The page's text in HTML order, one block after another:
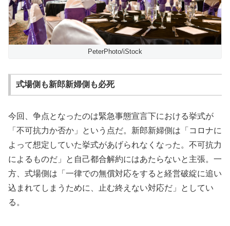
PeterPhoto/iStock
式場側も新郎新婦側も必死
今回、争点となったのは緊急事態宣言下における挙式が
「不可抗力か否か」という点だ。新郎新婦側は「コロナに
よって想定していた挙式があげられなくなった。不可抗力
によるものだ」と自己都合解約にはあたらないと主張。一
方、式場側は「一律での無償対応をすると経営破綻に追い
込まれてしまうために、止む終えない対応だ」としてい
る。